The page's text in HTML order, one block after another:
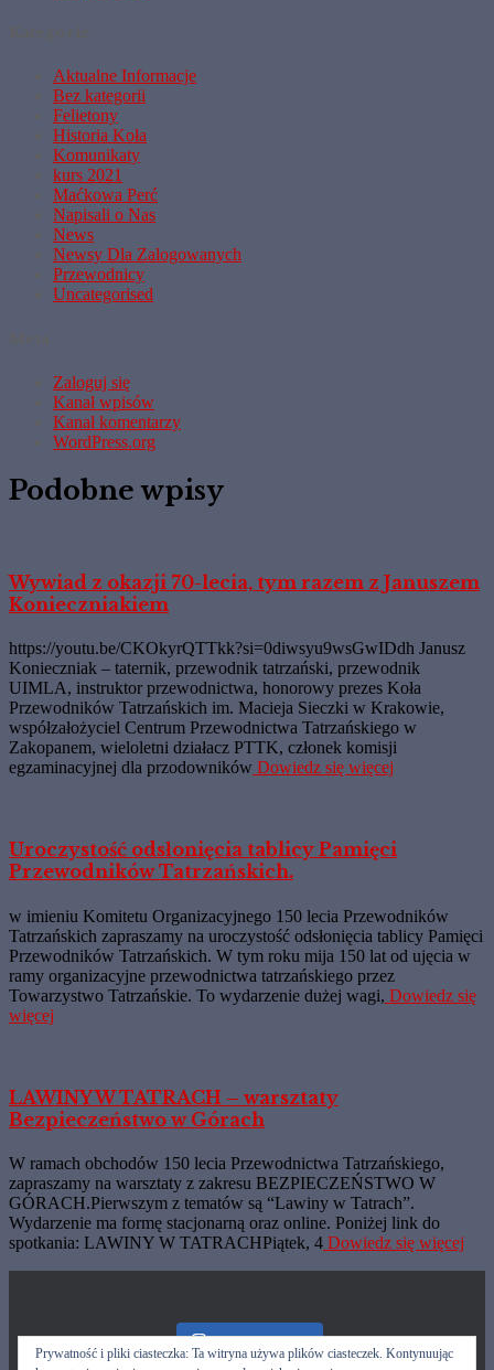
Aktualne Informacje
Bez kategorii
Felietony
Historia Koła
Komunikaty
kurs 2021
Maćkowa Perć
Napisali o Nas
News
Newsy Dla Zalogowanych
Przewodnicy
Uncategorised
Zaloguj się
Kanał wpisów
Kanał komentarzy
WordPress.org
Podobne wpisy
Wywiad z okazji 70-lecia, tym razem z Januszem
Konieczniakiem
https://youtu.be/CKOkyrQTTkk?si=0diwsyu9wsGwIDdh Janusz
Konieczniak – taternik, przewodnik tatrzański, przewodnik
UIMLA, instruktor przewodnictwa, honorowy prezes Koła
Przewodników Tatrzańskich im. Macieja Sieczki w Krakowie,
współzałożyciel Centrum Przewodnictwa Tatrzańskiego w
Zakopanem, wieloletni działacz PTTK, członek komisji
egzaminacyjnej dla przodowników Dowiedz się więcej
Uroczystość odsłonięcia tablicy Pamięci
Przewodników Tatrzańskich.
w imieniu Komitetu Organizacyjnego 150 lecia Przewodników
Tatrzańskich zapraszamy na uroczystość odsłonięcia tablicy Pamięci
Przewodników Tatrzańskich. W tym roku mija 150 lat od ujęcia w
ramy organizacyjne przewodnictwa tatrzańskiego przez
Towarzystwo Tatrzańskie. To wydarzenie dużej wagi, Dowiedz się
więcej
LAWINY W TATRACH – warsztaty
Bezpieczeństwo w Górach
W ramach obchodów 150 lecia Przewodnictwa Tatrzańskiego,
zapraszamy na warsztaty z zakresu BEZPIECZEŃSTWO W
GÓRACH.Pierwszym z tematów są “Lawiny w Tatrach”.
Wydarzenie ma formę stacjonarną oraz online. Poniżej link do
spotkania: LAWINY W TATRACHPiątek, 4 Dowiedz się więcej
Nasz Instagram
Prywatność i pliki ciasteczka: Ta witryna używa plików ciasteczek. Kontynuując